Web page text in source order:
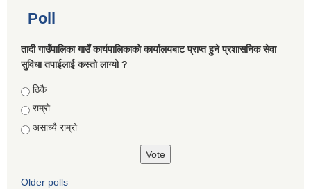
Poll
तादी गाउँपालिका गाउँ कार्यपालिकाको कार्यालयबाट प्राप्त हुने प्रशासनिक सेवा
सुविधा तपाईलाई कस्तो लाग्यो ?
Choices
ठिकै
राम्रो
असाध्यै राम्रो
Older polls